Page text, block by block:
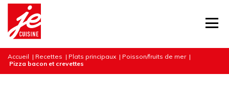
Accueil | Recettes | Plats principaux | Poisson/fruits de mer |
Pizza bacon et crevettes